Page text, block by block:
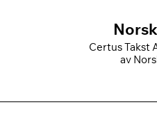
Certus Takst
av